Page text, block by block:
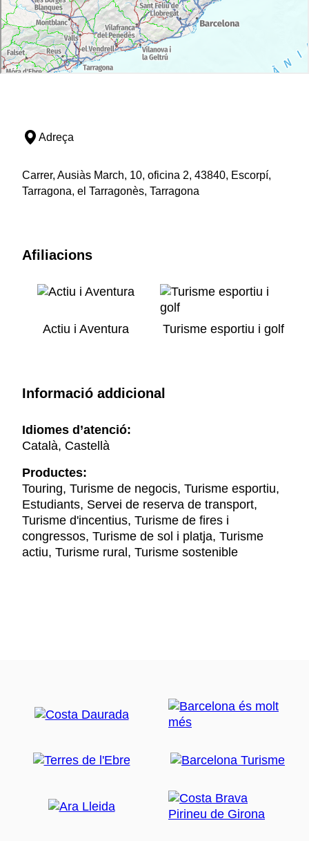
Adreça
Carrer, Ausiàs March, 10, oficina 2, 43840, Escorpí,
Tarragona, el Tarragonès, Tarragona
Afiliacions
Actiu i Aventura Turisme esportiu i golf
Informació addicional
Idiomes d’atenció:
Català, Castellà
Productes:
Touring, Turisme de negocis, Turisme esportiu,
Estudiants, Servei de reserva de transport,
Turisme d'incentius, Turisme de fires i
congressos, Turisme de sol i platja, Turisme
actiu, Turisme rural, Turisme sostenible